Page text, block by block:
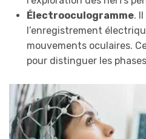
Électrooculogramme. Il
l’enregistrement
mouvements oculaires.
pour distinguer les